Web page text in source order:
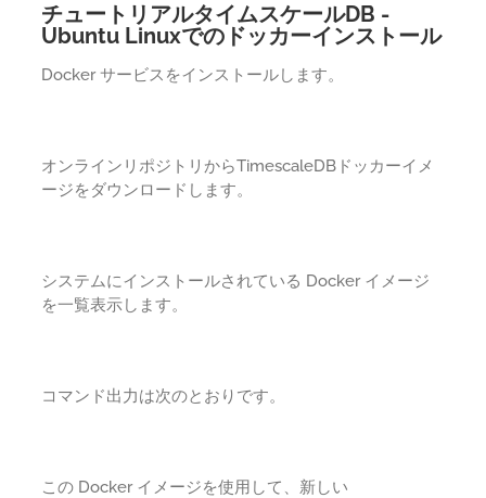
チュートリアルタイムスケールDB -
Ubuntu Linuxでのドッカーインストール
Docker サービスをインストールします。
オンラインリポジトリからTimescaleDBドッカーイメ
ージをダウンロードします。
システムにインストールされている Docker イメージ
を一覧表示します。
コマンド出力は次のとおりです。
この Docker イメージを使用して、新しい